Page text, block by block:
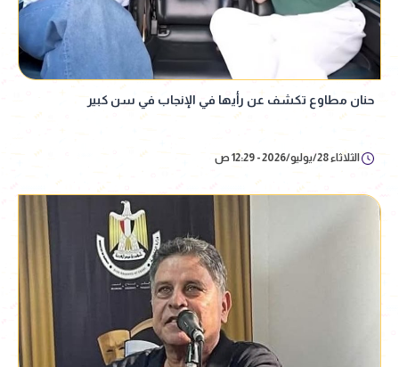
حنان مطاوع تكشف عن رأيها في الإنجاب في سن كبير
الثلاثاء 28/يوليو/2026 - 12:29 ص